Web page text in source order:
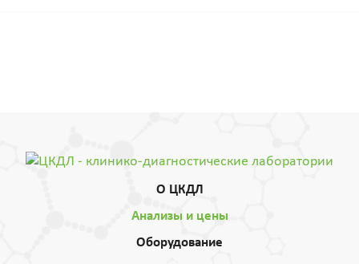
О ЦКДЛ
Анализы и цены
Оборудование